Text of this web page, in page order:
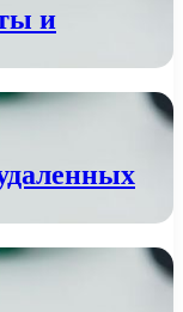
и